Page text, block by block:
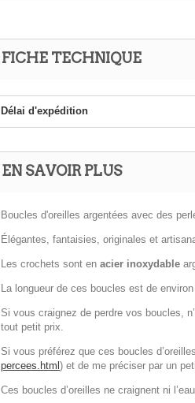
FICHE TECHNIQUE
Délai d'expédition
EN SAVOIR PLUS
Boucles d'oreilles argentées avec des
Élégantes, fantaisies, originales et
Les crochets sont en acier inoxydable
La longueur de ces boucles est de
Si vous craignez de perdre vos boucles,
tout petit prix.
Si vous préférez que ces boucles
percees.html ) et de me préciser par un
Ces boucles d’oreilles ne craignent ni